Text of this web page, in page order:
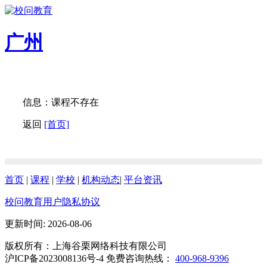
广州
信息：课程不存在
返回 [首页]
首页 | 课程 | 学校 | 机构动态| 平台资讯
校问教育用户隐私协议
更新时间: 2026-08-06
版权所有：上海谷栗网络科技有限公司
沪ICP备2023008136号-4 免费咨询热线： 400-968-9396